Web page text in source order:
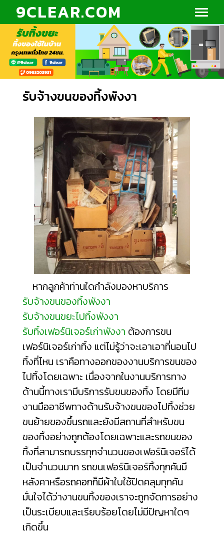
9CLEAR.COM
รับจ้างขนของทิ้งพังงา
หากลูกค้าท่านใดกำลังมองหาบริการ
รับจ้างขนของทิ้งพังงา
รับจ้างขนขยะไปทิ้งพังงา
รับทิ้งเฟอร์นิเจอร์เก่าพังงา ต้องการขน
เฟอร์นิเจอร์เก่าทิ้ง แต่ไม่รู้ว่าจะเอาเอาที่นอนไป
ทิ้งที่ไหน เราคือทางออกของงานบริการขนของ
ไปทิ้งโดยเฉพาะ เนื่องจากในงานบริการทาง
ด้านนี้ทางเรามีบริการรับขนของทิ้ง โดยมีทีม
งานมืออาชีพทางด้านรับจ้างขนของไปทิ้งช่วย
ขนย้ายของขึ้นรถและยังมีสถานที่สำหรับขน
ของทิ้งอย่างถูกต้องโดยเฉพาะและรถขนของ
ทิ้งที่สามารถบรรทุกจำนวนของเฟอร์นิเจอร์ได้
เป็นจำนวนมาก รถขนเฟอร์นิเจอร์ทิ้งทุกคันมี
หลังคาหรือรถคอกก็มีผ้าใบใช้ปิดคลุมทุกคัน
มั่นใจได้ว่างานขนทิ้งของเราจะถูกจัดการอย่าง
เป็นระเบียบและเรียบร้อยโดยไม่มีปัญหาใดๆ
เกิดขึ้น